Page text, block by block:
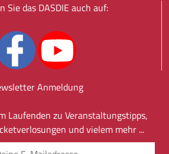
Sie das DASDIE auch auf:
Anmeldung
Laufenden zu Veranstaltungstipps,
und vielem mehr ...